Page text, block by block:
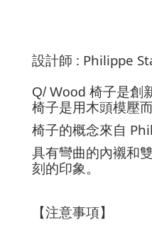
設計師 : Philippe
Q/ Wood 椅子是創
椅子是用木頭模壓
椅子的概念來自
具有彎曲的內襯和
刻的印象。
【注意事項】